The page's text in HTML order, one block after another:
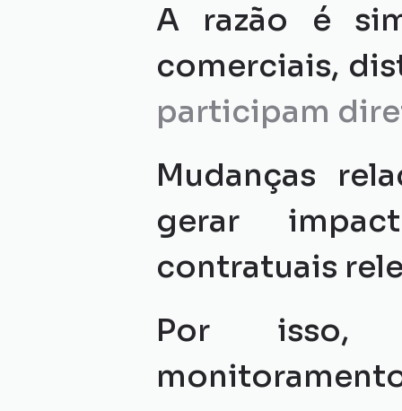
A razão é
comerciais,
participam
Mudanças
gerar
contratuais
Por isso,